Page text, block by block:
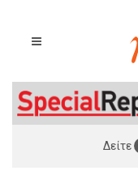
Δείτε